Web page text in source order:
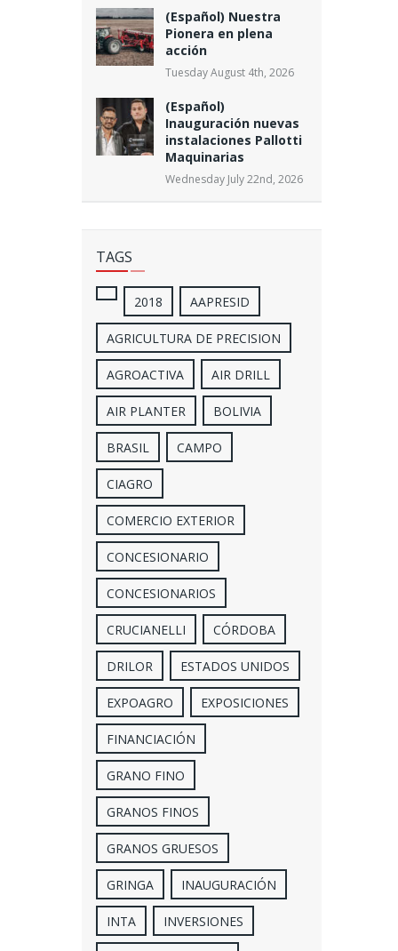
(Español) Nuestra
Pionera en plena
acción
Tuesday August 4th, 2026
(Español)
Inauguración nuevas
instalaciones Pallotti
Maquinarias
Wednesday July 22nd, 2026
TAGS
2018 AAPRESID
AGRICULTURA DE PRECISION
AGROACTIVA AIR DRILL
AIR PLANTER BOLIVIA
BRASIL CAMPO
CIAGRO
COMERCIO EXTERIOR
CONCESIONARIO
CONCESIONARIOS
CRUCIANELLI CÓRDOBA
DRILOR ESTADOS UNIDOS
EXPOAGRO EXPOSICIONES
FINANCIACIÓN
GRANO FINO
GRANOS FINOS
GRANOS GRUESOS
GRINGA INAUGURACIÓN
INTA INVERSIONES